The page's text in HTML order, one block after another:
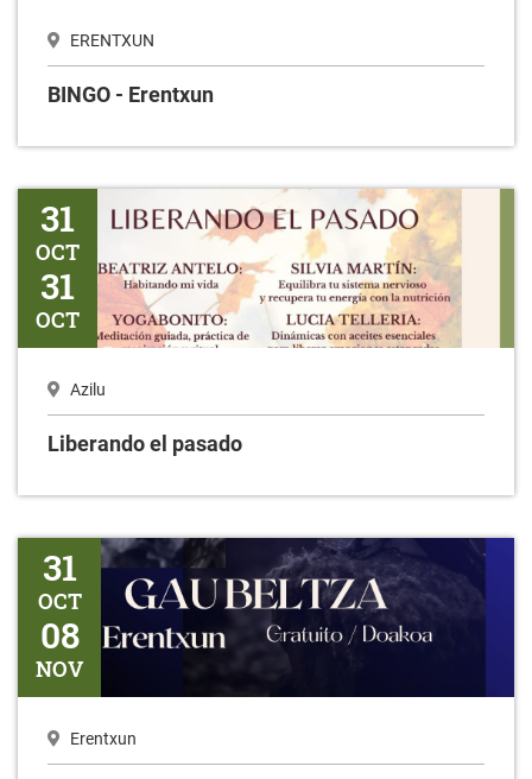
ERENTXUN
BINGO - Erentxun
Liberando el pasado
31
OCT
31
OCT
Azilu
Liberando el pasado
Gaubeltza
31
OCT
08
NOV
Erentxun